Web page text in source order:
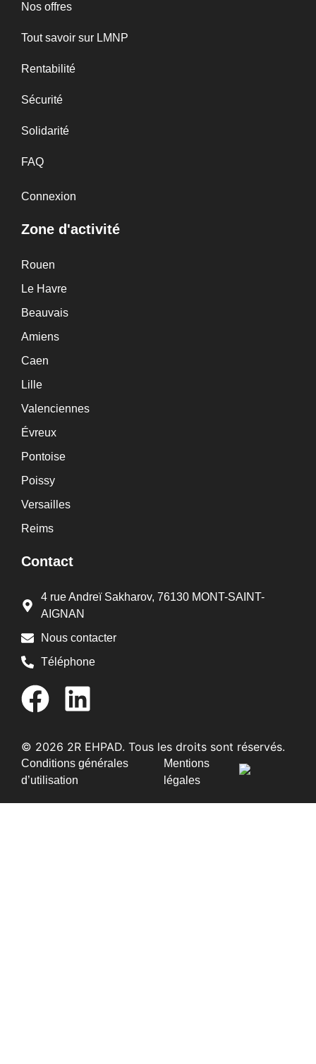
Nos offres
Tout savoir sur LMNP
Rentabilité
Sécurité
Solidarité
FAQ
Connexion
Zone d'activité
Rouen
Le Havre
Beauvais
Amiens
Caen
Lille
Valenciennes
Évreux
Pontoise
Poissy
Versailles
Reims
Contact
4 rue Andreï Sakharov, 76130 MONT-SAINT-
AIGNAN
Nous contacter
Téléphone
© 2026 2R EHPAD. Tous les droits sont réservés.
Conditions générales
d’utilisation
Mentions
légales